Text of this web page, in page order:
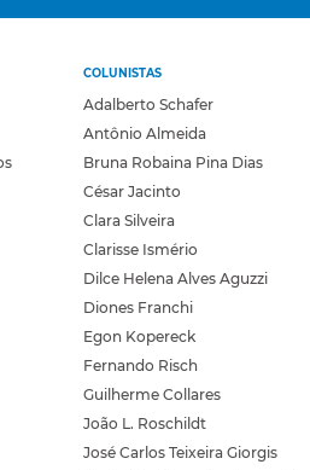
COLUNISTAS
Adalberto Schafer
Antônio Almeida
Bruna Robaina Pina Dias
César Jacinto
Clara Silveira
Clarisse Ismério
Dilce Helena Alves Aguzzi
Diones Franchi
Egon Kopereck
Fernando Risch
Guilherme Collares
João L. Roschildt
José Carlos Teixeira Giorgis